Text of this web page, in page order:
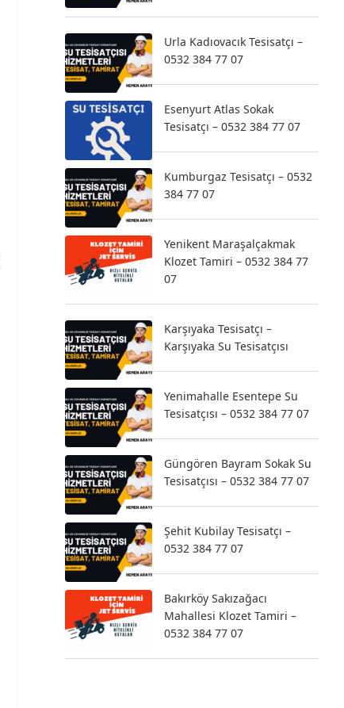
Urla Kadıovacık Tesisatçı –
0532 384 77 07
Esenyurt Atlas Sokak
Tesisatçı – 0532 384 77 07
Kumburgaz Tesisatçı – 0532
384 77 07
Yenikent Maraşalçakmak
Klozet Tamiri – 0532 384 77
07
Karşıyaka Tesisatçı –
Karşıyaka Su Tesisatçısı
Yenimahalle Esentepe Su
Tesisatçısı – 0532 384 77 07
Güngören Bayram Sokak Su
Tesisatçısı – 0532 384 77 07
Şehit Kubilay Tesisatçı –
0532 384 77 07
Bakırköy Sakızağacı
Mahallesi Klozet Tamiri –
0532 384 77 07